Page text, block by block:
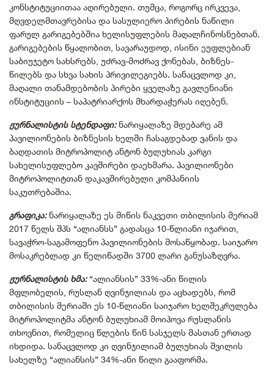
კონსტიტუციითაა აღირებული. თუმცა, როგორც ირკვევა,
მღვდელმთავრებისა და სასულიერო პირების ნაწილი
ფარულ გარიგებებშია ხელისუფლების მაღალჩინოსნებთან.
გარიგებების წყალობით, სავარაუდოდ, ისინი ეუფლებიან
საბიუჯეტო სახსრებს, უძრავ-მოძრავ ქონებას, ბიზნეს-
წილებს და სხვა სახის პრივილეგიებს. სანაცვლოდ კი,
მაღალი თანამდებობის პირები ყველაზე გავლენიანი
ინსტიტუციის – საპატრიარქოს მხარდაჭერას იღებენ.
ჟურნალისტის სტენდაფი:ნარიყალაზე მდებარე ამ
პავილიონების ბიზნესის ხელში ჩასაგდებად ვანის და
ბაღდათის მიტროპოლიტ ანტონ ბულუხიას კარგი
სახელისუფლებო კავშირები დაეხმარა. პავილიონები
მიტროპოლიტთან დაკავშირებული კომპანიის
საკუთრებაშია.
გრაფიკა:ნარიყალაზე ეს მიწის ნაკვეთი თბილისის მერიამ
2017 წელს შპს “ალიანსს” გადასცა 10-წლიანი იჯარით,
სავაჭრო-საგამოფენო პავილიონების მოსაწყობად. საიჯარო
მოსაკრებლად კი წელიწადში 3700 ლარი განუსაზღვრა.
ჟურნალისტის ხმა: “ალიანსის” 33%-ანი წილის
მფლობელის, რუსლან ღვინჯილიას და აცხადებს, რომ
თბილისის მერიაში ეს 10-წლიანი საიჯარო ხელშეკრულება
მიტროპოლიტმა ანტონ ბულუხიამ მოიპოვა რუსლანის
თხოვნით, რომელიც წლების წინ სასჯელს მასთან ერთად
იხდიდა. სანაცვლოდ კი ღვინჯილიამ ბულუხიას შვილის
სახელზე “ალიანსის” 34%-ანი წილი გააფორმა.